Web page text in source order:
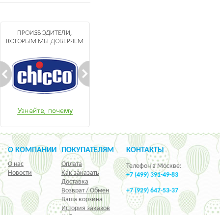
О КОМПАНИИ
О нас
Новости
ПОКУПАТЕЛЯМ
Оплата
Как заказать
Доставка
Возврат / Обмен
Ваша корзина
История заказов
КОНТАКТЫ
Телефон в Москве:
+7 (499) 391-49-83
+7 (929) 647-53-37